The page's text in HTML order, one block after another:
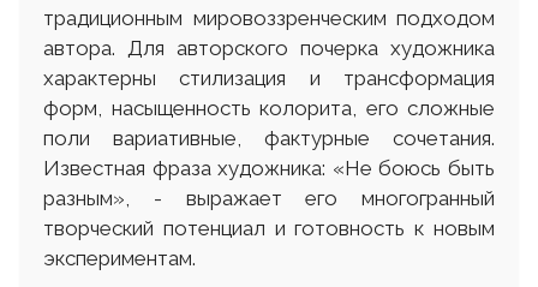
традиционным мировоззренческим подходом
автора. Для авторского почерка художника
характерны стилизация и трансформация
форм, насыщенность колорита, его сложные
поли вариативные, фактурные сочетания.
Известная фраза художника: «Не боюсь быть
разным», - выражает его многогранный
творческий потенциал и готовность к новым
экспериментам.